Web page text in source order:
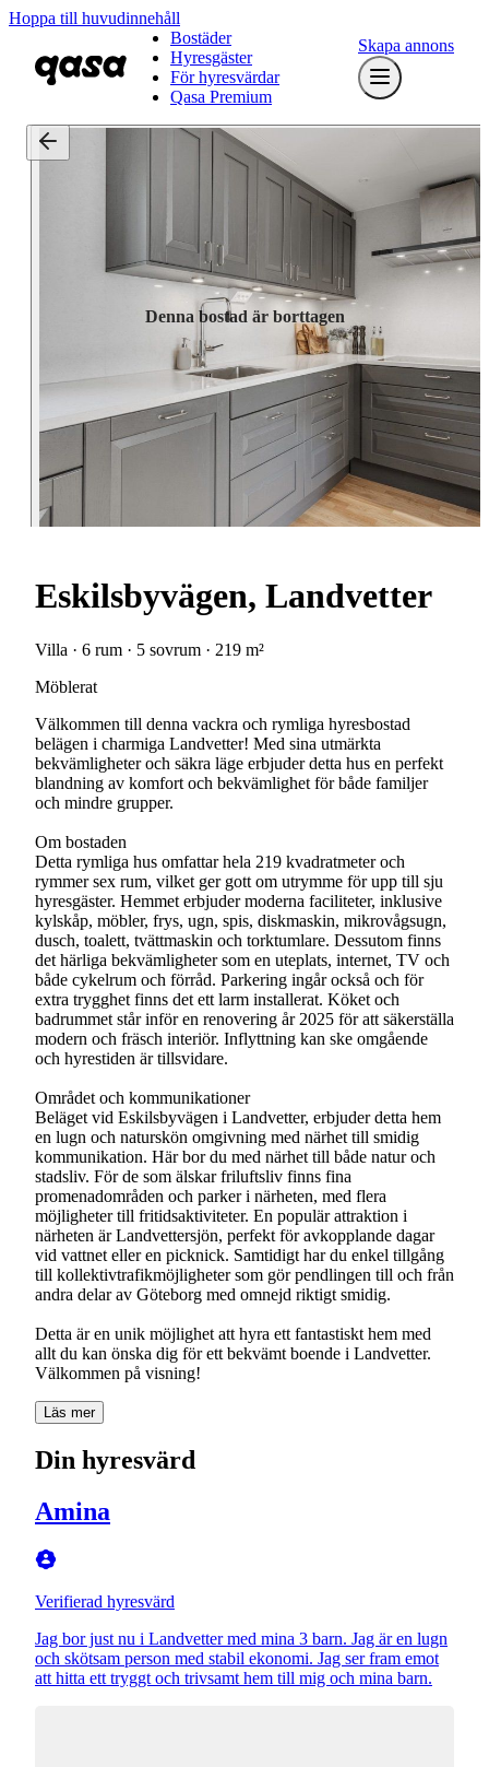
Hoppa till huvudinnehåll
Bostäder
Hyresgäster
För hyresvärdar
Qasa Premium
Skapa annons
Denna bostad är borttagen
Eskilsbyvägen, Landvetter
Villa · 6 rum · 5 sovrum · 219 m²
Möblerat
Välkommen till denna vackra och rymliga hyresbostad
belägen i charmiga Landvetter! Med sina utmärkta
bekvämligheter och säkra läge erbjuder detta hus en perfekt
blandning av komfort och bekvämlighet för både familjer
och mindre grupper.
Om bostaden
Detta rymliga hus omfattar hela 219 kvadratmeter och
rymmer sex rum, vilket ger gott om utrymme för upp till sju
hyresgäster. Hemmet erbjuder moderna faciliteter, inklusive
kylskåp, möbler, frys, ugn, spis, diskmaskin, mikrovågsugn,
dusch, toalett, tvättmaskin och torktumlare. Dessutom finns
det härliga bekvämligheter som en uteplats, internet, TV och
både cykelrum och förråd. Parkering ingår också och för
extra trygghet finns det ett larm installerat. Köket och
badrummet står inför en renovering år 2025 för att säkerställa
modern och fräsch interiör. Inflyttning kan ske omgående
och hyrestiden är tillsvidare.
Området och kommunikationer
Beläget vid Eskilsbyvägen i Landvetter, erbjuder detta hem
en lugn och naturskön omgivning med närhet till smidig
kommunikation. Här bor du med närhet till både natur och
stadsliv. För de som älskar friluftsliv finns fina
promenadområden och parker i närheten, med flera
möjligheter till fritidsaktiviteter. En populär attraktion i
närheten är Landvettersjön, perfekt för avkopplande dagar
vid vattnet eller en picknick. Samtidigt har du enkel tillgång
till kollektivtrafikmöjligheter som gör pendlingen till och från
andra delar av Göteborg med omnejd riktigt smidig.
Detta är en unik möjlighet att hyra ett fantastiskt hem med
allt du kan önska dig för ett bekvämt boende i Landvetter.
Välkommen på visning!
Läs mer
Din hyresvärd
Amina
Verifierad hyresvärd
Jag bor just nu i Landvetter med mina 3 barn. Jag är en lugn
och skötsam person med stabil ekonomi. Jag ser fram emot
att hitta ett tryggt och trivsamt hem till mig och mina barn.